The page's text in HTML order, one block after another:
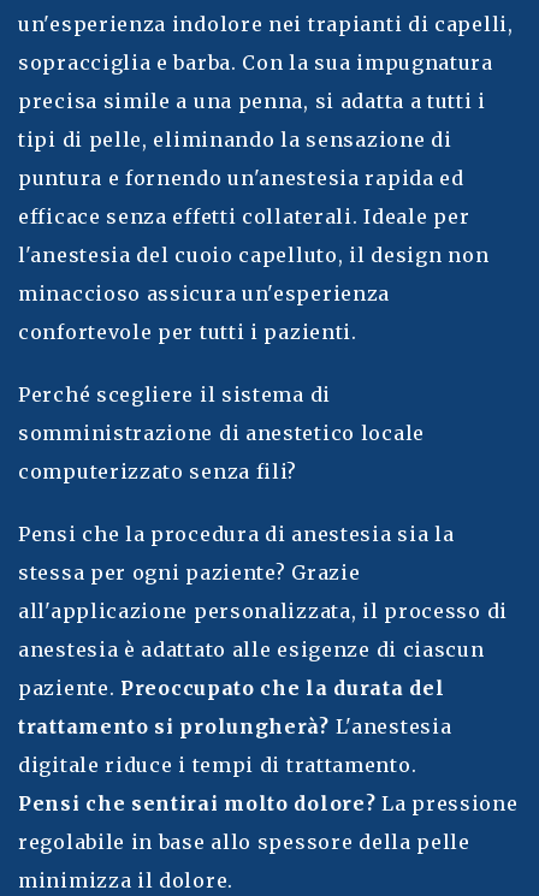
un'esperienza indolore nei trapianti di capelli,
sopracciglia e barba. Con la sua impugnatura
precisa simile a una penna, si adatta a tutti i
tipi di pelle, eliminando la sensazione di
puntura e fornendo un'anestesia rapida ed
efficace senza effetti collaterali. Ideale per
l'anestesia del cuoio capelluto, il design non
minaccioso assicura un'esperienza
confortevole per tutti i pazienti.
Perché scegliere il sistema di
somministrazione di anestetico locale
computerizzato senza fili?
Pensi che la procedura di anestesia sia la
stessa per ogni paziente? Grazie
all'applicazione personalizzata, il processo di
anestesia è adattato alle esigenze di ciascun
paziente. Preoccupato che la durata del
trattamento si prolungherà? L'anestesia
digitale riduce i tempi di trattamento.
Pensi che sentirai molto dolore? La pressione
regolabile in base allo spessore della pelle
minimizza il dolore.